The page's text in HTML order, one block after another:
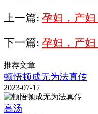
上一篇: 孕妇，产
下一篇: 孕妇，产
推荐文章
顿悟顿成无为法真传
2023-07-17
高汤